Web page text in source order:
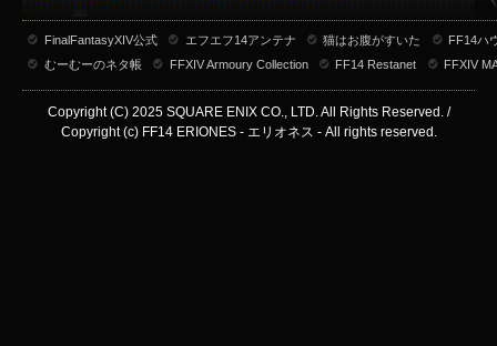
FinalFantasyXIV公式 エフエフ14アンテナ 猫はお腹がすいた
FF14ハ
むーむーのネタ帳
FFXIV Armoury Collection FF14 Restanet FFXIV
Copyright (C) 2025 SQUARE ENIX CO., LTD. All Rights Reserved. /
Copyright (c) FF14 ERIONES - エリオネス - All rights reserved.